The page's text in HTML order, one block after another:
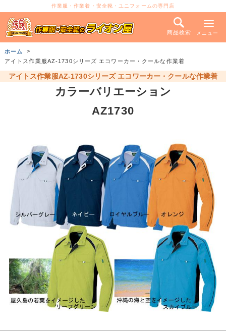
作業服・作業着・安全靴・ユニフォームの専門店
商品検索 メニュー
ホーム
アイトス作業服AZ-1730シリーズ エコワーカー・クールな作業着
アイトス作業服AZ-1730シリーズ エコワーカー・クールな作業着
カラーバリエーション
AZ1730